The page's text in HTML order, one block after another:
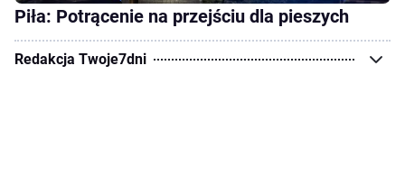
Piła: Potrącenie na przejściu dla pieszych
Redakcja Twoje7dni